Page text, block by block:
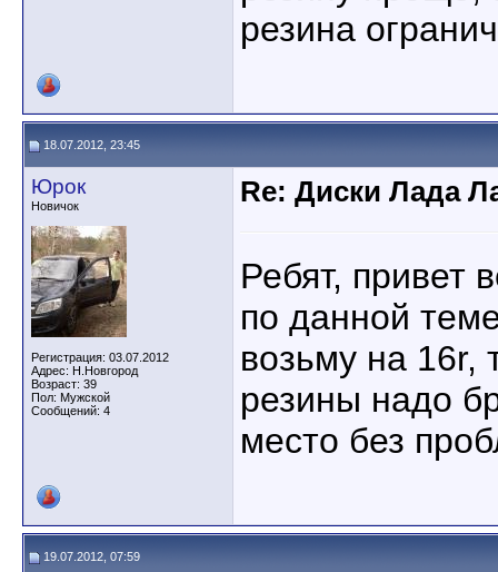
резина
18.07.2012, 23:45
Юрок
Новичок
Регистрация: 03.07.2012
Адрес: Н.Новгород
Возраст: 39
Пол: Мужской
Сообщений: 4
Re: Диски Лада
Ребят, привет
по данной
возьму на 16r,
резины надо
место без
19.07.2012, 07:59